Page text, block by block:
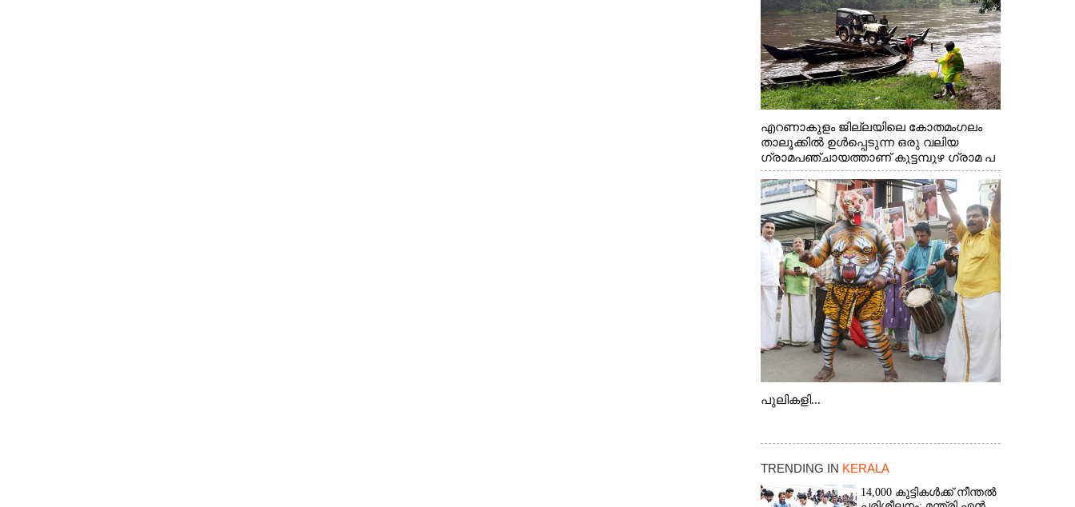
എറണാകുളം ജില്ലയിലെ കോതമംഗലം
താലൂക്കിൽ ഉൾപ്പെടുന്ന ഒരു വലിയ
ഗ്രാമപഞ്ചായത്താണ് കുട്ടമ്പുഴ ഗ്രാമ പ
ഞ്ചായത്ത്. ആദിവാസി ഊരുകളായ
വെള്ളാരംകുത്ത്, കത്തിപ്പാറ, ഉറിയംപെട്ടി,
തേക്കല്ല്, വെട്ടിക്കല്ല്, മഞ്ചപ്പാറ എന്നീ
ആറു സ്ഥലങ്ങളിലേക്കുള്ള പ്രധാന
സഞ്ചാര മാർഗമാണ് ഈ കാണുന്ന
കടത്ത് വള്ളം
പുലികളി...
TRENDING IN KERALA
14,000 കുട്ടികൾക്ക് നീന്തൽ